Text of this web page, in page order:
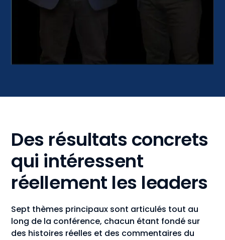
Des résultats concrets
qui intéressent
réellement les leaders
Sept thèmes principaux sont articulés tout au
long de la conférence, chacun étant fondé sur
des histoires réelles et des commentaires du